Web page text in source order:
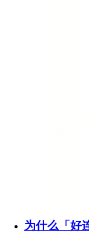
为什么「好